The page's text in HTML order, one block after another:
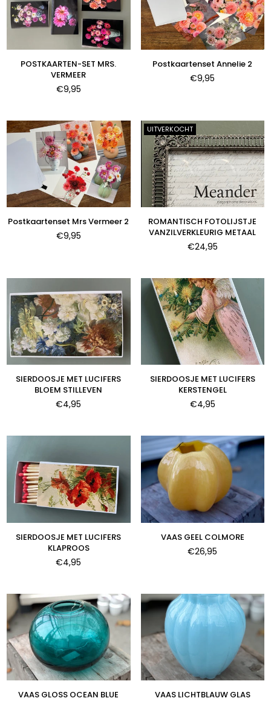
POSTKAARTEN-SET MRS.
VERMEER
Normale
€9,95
Postkaartenset Annelie 2
Normale
€9,95
Postkaartenset Mrs Vermeer 2
Normale
€9,95
UITVERKOCHT
ROMANTISCH FOTOLIJSTJE
VANZILVERKLEURIG METAAL
Normale
€24,95
SIERDOOSJE MET LUCIFERS
BLOEM STILLEVEN
Normale
€4,95
SIERDOOSJE MET LUCIFERS
KERSTENGEL
Normale
€4,95
SIERDOOSJE MET LUCIFERS
KLAPROOS
Normale
€4,95
VAAS GEEL COLMORE
Normale
€26,95
VAAS GLOSS OCEAN BLUE
VAAS LICHTBLAUW GLAS